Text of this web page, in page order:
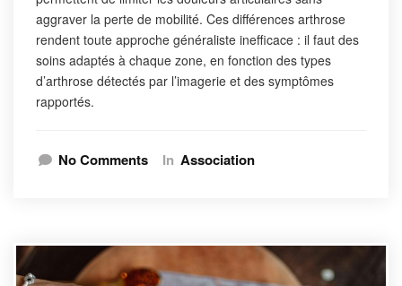
aggraver la perte de mobilité. Ces différences arthrose
rendent toute approche généraliste inefficace : il faut des
soins adaptés à chaque zone, en fonction des types
d’arthrose détectés par l’imagerie et des symptômes
rapportés.
No Comments In Association